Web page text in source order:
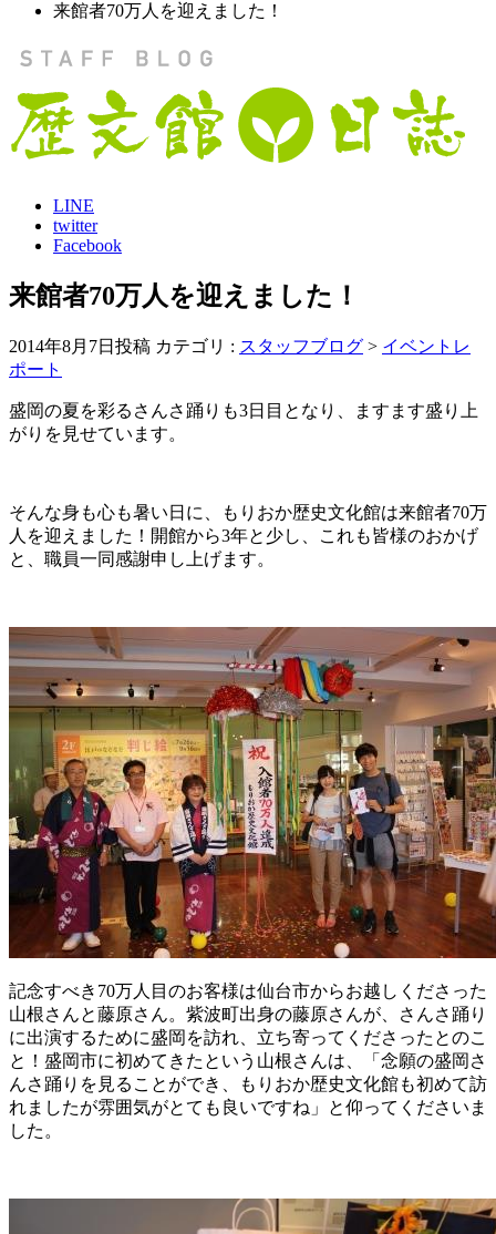
来館者70万人を迎えました！
LINE
twitter
Facebook
来館者70万人を迎えました！
2014年8月7日投稿 カテゴリ : スタッフブログ > イベントレ
ポート
盛岡の夏を彩るさんさ踊りも3日目となり、ますます盛り上
がりを見せています。
そんな身も心も暑い日に、もりおか歴史文化館は来館者70万
人を迎えました！開館から3年と少し、これも皆様のおかげ
と、職員一同感謝申し上げます。
記念すべき70万人目のお客様は仙台市からお越しくださった
山根さんと藤原さん。紫波町出身の藤原さんが、さんさ踊り
に出演するために盛岡を訪れ、立ち寄ってくださったとのこ
と！盛岡市に初めてきたという山根さんは、「念願の盛岡さ
んさ踊りを見ることができ、もりおか歴史文化館も初めて訪
れましたが雰囲気がとても良いですね」と仰ってくださいま
した。